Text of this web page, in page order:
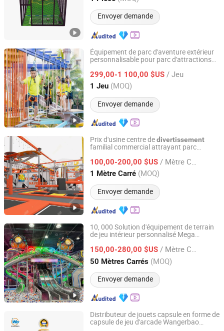
Envoyer demande
Équipement de parc d'aventure extérieur
personnalisable pour parc d'attractions
cordes
299,00-1 100,00 $US / Jeu
1 Jeu (MOQ)
Envoyer demande
Hangzhou Hogwood Amusement Equipment Co., Ltd.
Zhejiang, China Depuis 2025
Prix d'usine centre dedivertissement
familial commercial attrayant parc
d'aventure parcours de cordes
100,00-200,00 $US / Mètre Carré
1 Mètre Carré (MOQ)
Envoyer demande
Hangzhou Hogwood Amusement Equipment Co., Ltd.
Zhejiang, China Depuis 2025
10, 000 Solution d'équipement de terrain
de jeu intérieur personnalisé Mega
Amusement
150,00-280,00 $US / Mètre Carré
50 Mètres Carrés (MOQ)
Envoyer demande
Nanjing Pegasus Recreation Equipment Co., Ltd.
Jiangsu, China Depuis 2014
Distributeur de jouets capsule en forme de
capsule de jeu d'arcade Wangerbao
Guangzhou Wangerbao Software Development Co., Ltd.